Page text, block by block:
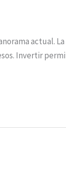
actual.
Invertir